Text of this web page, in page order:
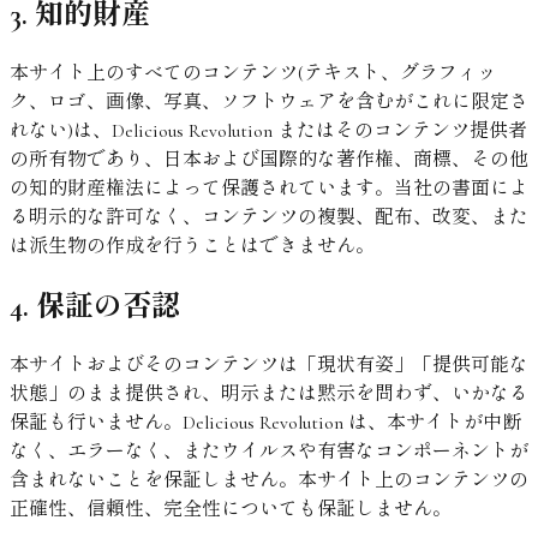
3. 知的財産
本サイト上のすべてのコンテンツ(テキスト、グラフィッ
ク、ロゴ、画像、写真、ソフトウェアを含むがこれに限定さ
れない)は、Delicious Revolution またはそのコンテンツ提供者
の所有物であり、日本および国際的な著作権、商標、その他
の知的財産権法によって保護されています。当社の書面によ
る明示的な許可なく、コンテンツの複製、配布、改変、また
は派生物の作成を行うことはできません。
4. 保証の否認
本サイトおよびそのコンテンツは「現状有姿」「提供可能な
状態」のまま提供され、明示または黙示を問わず、いかなる
保証も行いません。Delicious Revolution は、本サイトが中断
なく、エラーなく、またウイルスや有害なコンポーネントが
含まれないことを保証しません。本サイト上のコンテンツの
正確性、信頼性、完全性についても保証しません。